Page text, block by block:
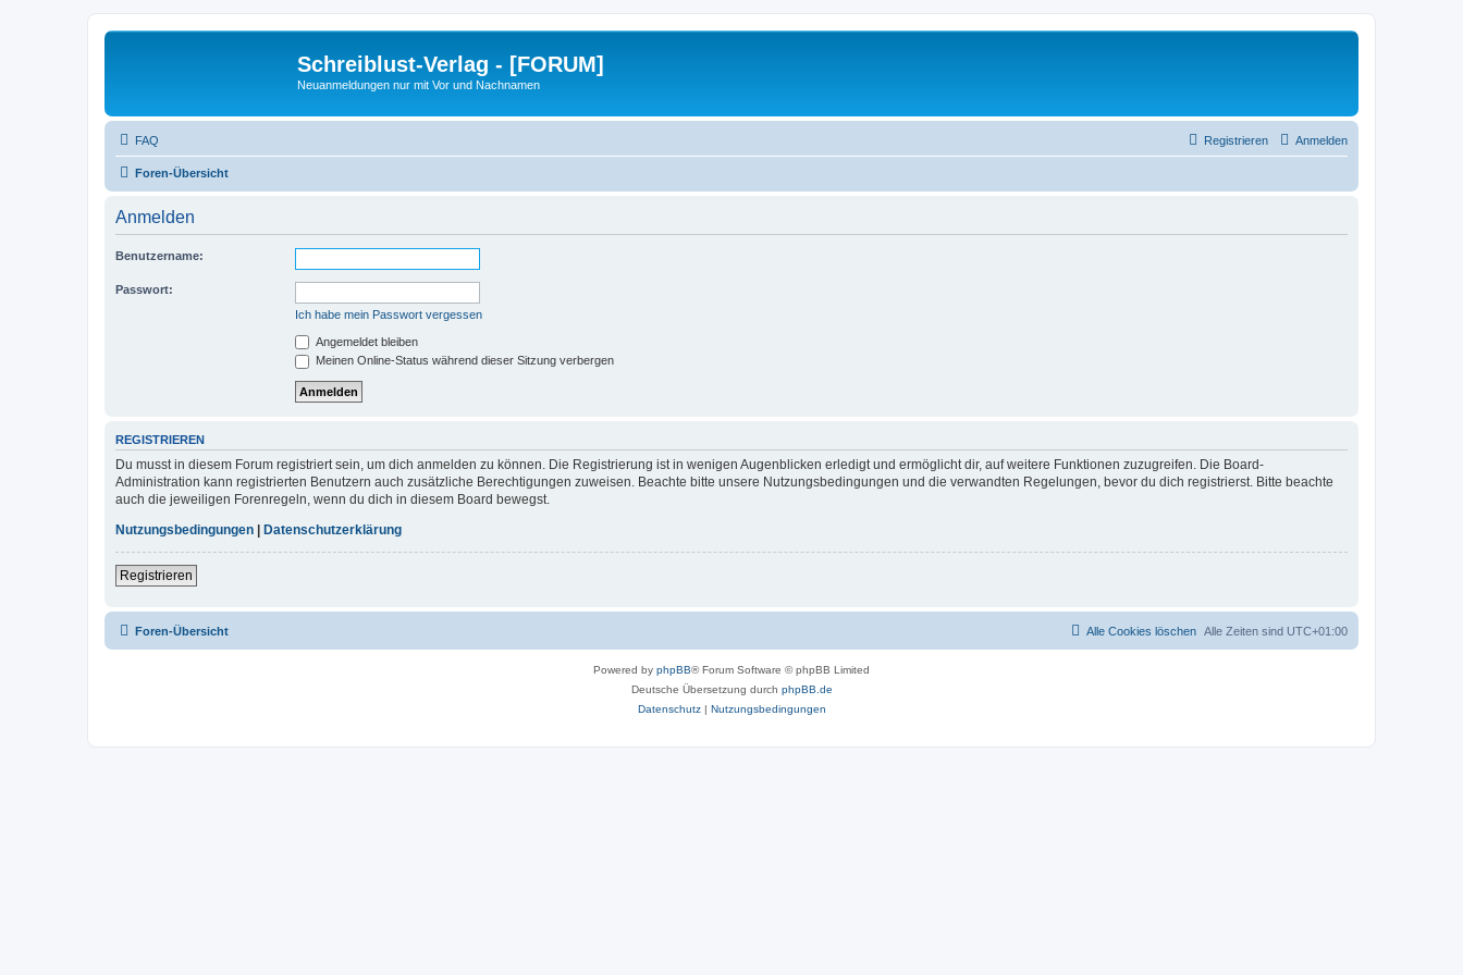
Schreiblust-Verlag - [FORUM]
Neuanmeldungen nur mit Vor und Nachnamen
FAQ Anmelden
Registrieren
Foren-Übersicht
Anmelden
Benutzername:
Passwort:
Ich habe mein Passwort vergessen
Angemeldet bleiben
Meinen Online-Status während dieser Sitzung verbergen
REGISTRIEREN
Du musst in diesem Forum registriert sein, um dich anmelden zu können. Die Registrierung ist in wenigen Augenblicken erledigt und ermöglicht dir, auf weitere Funktionen zuzugreifen. Die Board-
Administration kann registrierten Benutzern auch zusätzliche Berechtigungen zuweisen. Beachte bitte unsere Nutzungsbedingungen und die verwandten Regelungen, bevor du dich registrierst. Bitte beachte
auch die jeweiligen Forenregeln, wenn du dich in diesem Board bewegst.
Nutzungsbedingungen
Datenschutzerklärung
Registrieren
Foren-Übersicht Alle Zeiten sind UTC+01:00
Alle Cookies löschen
Powered by phpBB® Forum Software © phpBB Limited
Deutsche Übersetzung durch phpBB.de
Datenschutz| Nutzungsbedingungen